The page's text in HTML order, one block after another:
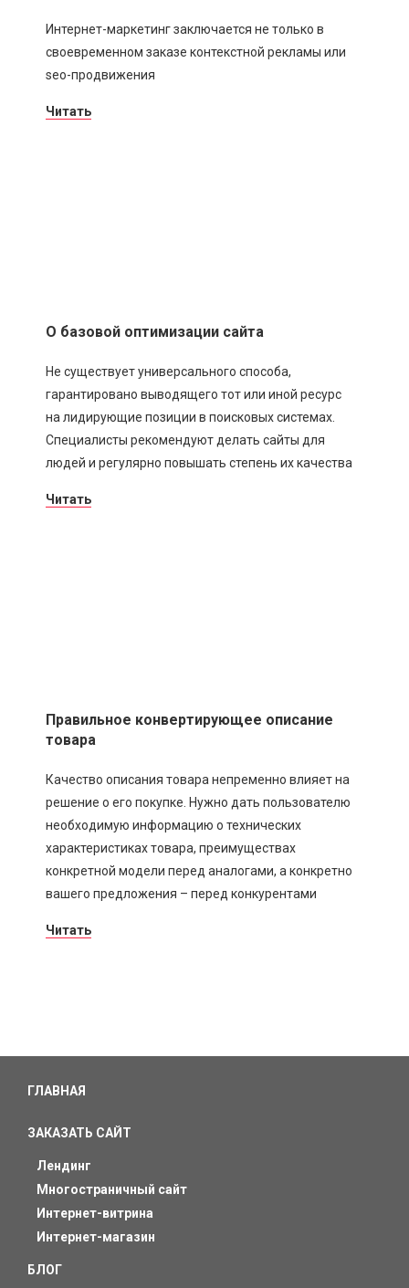
Интернет-маркетинг заключается не только в
своевременном заказе контекстной рекламы или
seo-продвижения
Читать
О базовой оптимизации сайта
Не существует универсального способа,
гарантировано выводящего тот или иной ресурс
на лидирующие позиции в поисковых системах.
Специалисты рекомендуют делать сайты для
людей и регулярно повышать степень их качества
Читать
Правильное конвертирующее описание
товара
Качество описания товара непременно влияет на
решение о его покупке. Нужно дать пользователю
необходимую информацию о технических
характеристиках товара, преимуществах
конкретной модели перед аналогами, а конкретно
вашего предложения – перед конкурентами
Читать
ГЛАВНАЯ
ЗАКАЗАТЬ САЙТ
Лендинг
Многостраничный сайт
Интернет-витрина
Интернет-магазин
БЛОГ